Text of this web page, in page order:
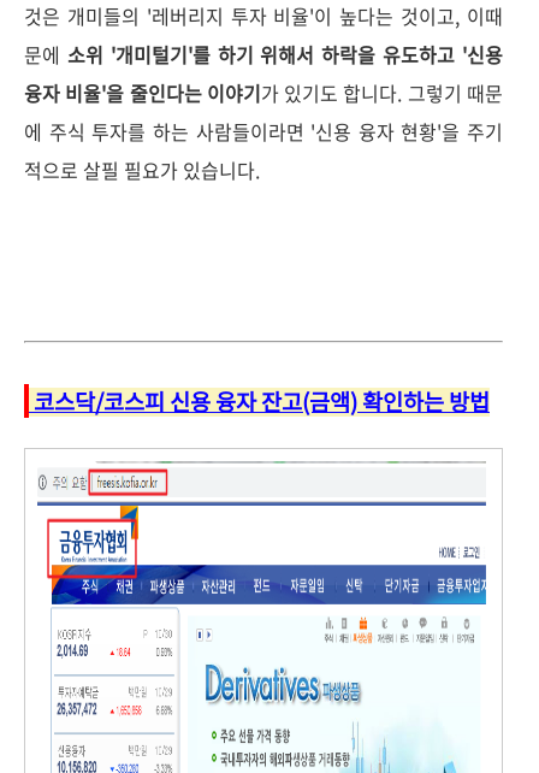
것은 개미들의 '레버리지 투자 비율'이 높다는 것이고, 이때
문에 소위 '개미털기'를 하기 위해서 하락을 유도하고 '신용
융자 비율'을 줄인다는 이야기가 있기도 합니다. 그렇기 때문
에 주식 투자를 하는 사람들이라면 '신용 융자 현황'을 주기
적으로 살필 필요가 있습니다.
코스닥/코스피 신용 융자 잔고(금액) 확인하는 방법